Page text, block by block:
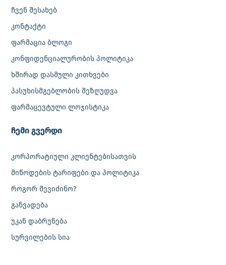
ჩვენ შესახებ
კონტაქტი
ფარმაცია ბლოგი
კონფიდენციალურობის პოლიტიკა
ხშირად დასმული კითხვები
პასუხისმგებლობის შეზღუდვა
ფარმაცევტული ლოჯისტიკა
‎ჩემი გვერდი
კორპორატიული კლიენტებისათვის
მიწოდების ტარიფები და პოლიტიკა
როგორ შევიძინო?
განვადება
უკან დაბრუნება
სურვილების სია